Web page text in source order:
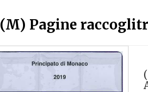
(M) Pagine